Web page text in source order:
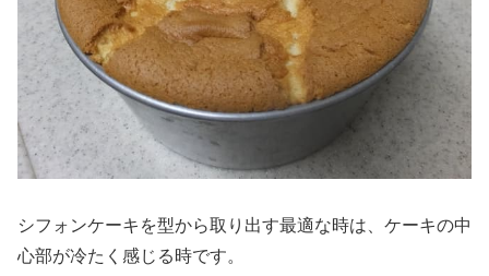
シフォンケーキを型から取り出す最適な時は、ケーキの中
心部が冷たく感じる時です。